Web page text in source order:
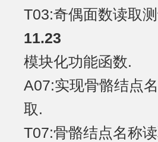
T03:奇偶面数读取
11.23
模块化功能函数.
A07:实现骨骼结点
取.
T07:骨骼结点名称